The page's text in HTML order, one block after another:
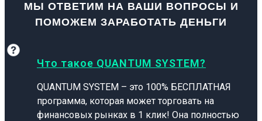
МЫ ОТВЕТИМ НА ВАШИ ВОПРОСЫ И
ПОМОЖЕМ ЗАРАБОТАТЬ ДЕНЬГИ
Что такое QUANTUM SYSTEM?
QUANTUM SYSTEM – это 100% БЕСПЛАТНАЯ
программа, которая может торговать на
финансовых рынках в 1 клик! Она полностью